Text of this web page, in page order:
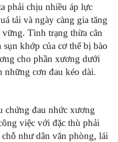
phải chịu nhiều áp lực
tải và ngày càng gia tăng
Tình trạng thừa cân
khớp của cơ thể bị bào
cho phần xương dưới
những cơn đau kéo dài.
chứng đau nhức xương
việc với đặc thù phải
như dân văn phòng, lái